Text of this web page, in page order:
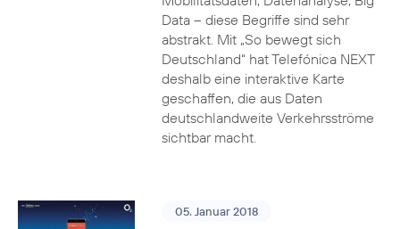
Data – diese Begriffe sind sehr
abstrakt. Mit „So bewegt sich
Deutschland“ hat Telefónica NEXT
deshalb eine interaktive Karte
geschaffen, die aus Daten
deutschlandweite Verkehrsströme
sichtbar macht.
05. Januar 2018